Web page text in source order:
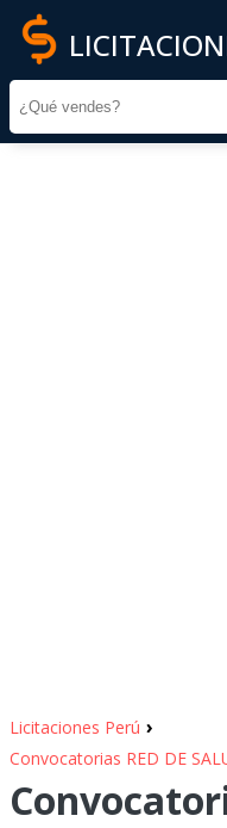
Licitaciones Perú ›
Convocatorias RED DE